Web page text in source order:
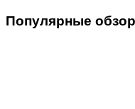
Популярные